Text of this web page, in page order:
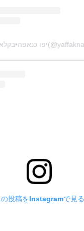
の投稿をInstagramで見る